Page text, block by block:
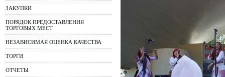
ЗАКУПКИ
ПОРЯДОК ПРЕДОСТАВЛЕНИЯ
ТОРГОВЫХ МЕСТ
НЕЗАВИСИМАЯ ОЦЕНКА КАЧЕСТВА
ТОРГИ
ОТЧЕТЫ